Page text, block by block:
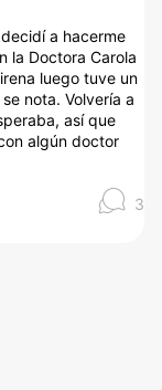
a hacerme
la Doctora Carola
luego tuve un
nota. Volvería a
así que
algún doctor
3